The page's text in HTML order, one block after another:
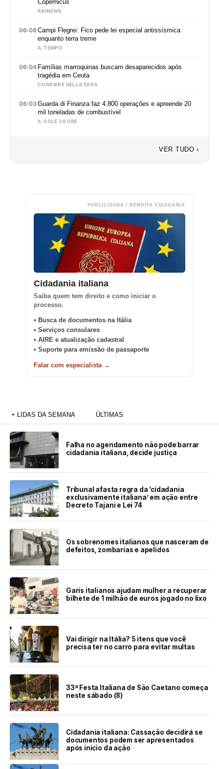
Copernicus
RAINEWS
06:08Campi Flegrei: Fico pede lei especial antissísmica
enquanto terra treme
IL TEMPO
06:04 Famílias marroquinas buscam desaparecidos após
tragédia em Ceuta
CORRIERE DELLA SERA
06:03Guarda di Finanza faz 4.800 operações e apreende 20
mil toneladas de combustível
IL SOLE 24 ORE
VER TUDO ›
PUBLICIDADE / BENDITA CIDADANIA
Cidadania italiana
Saiba quem tem direito e como iniciar o
processo.
• Busca de documentos na Itália
• Serviços consulares
• AIRE e atualização cadastral
• Suporte para emissão de passaporte
Falar com especialista →
+ LIDAS DA SEMANA ÚLTIMAS
Falha no agendamento não pode barrar
cidadania italiana, decide justiça
Tribunal afasta regra da ‘cidadania
exclusivamente italiana’ em ação entre
Decreto Tajani e Lei 74
Os sobrenomes italianos que nasceram de
defeitos, zombarias e apelidos
Garis italianos ajudam mulher a recuperar
bilhete de 1 milhão de euros jogado no lixo
Vai dirigir na Itália? 5 itens que você
precisa ter no carro para evitar multas
33ª Festa Italiana de São Caetano começa
neste sábado (8)
Cidadania italiana: Cassação decidirá se
documentos podem ser apresentados
após início da ação